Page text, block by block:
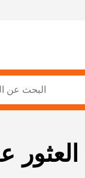
العثور